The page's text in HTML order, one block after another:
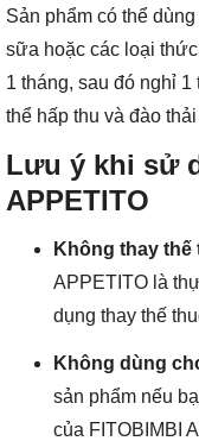
Sản phẩm có thể
sữa hoặc các loại
1 tháng, sau đó nghỉ
thể hấp thu và đào
Lưu ý khi sử
APPETITO
Không thay
APPETITO là
dụng thay thế
Không dùng
sản phẩm nếu
của FITOBIMBI